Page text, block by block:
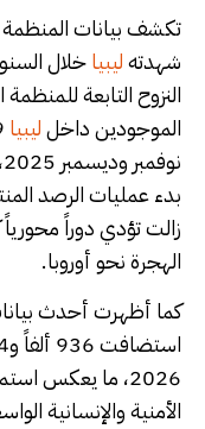
تكشف بيانات المنظمة
شهدتهليبياخلال
النزوح التابعة
الموجودين داخلليبيا
بدء عمليات الرصد
زالت تؤدي دوراً
الهجرة نحو أوروبا.
كما أظهرت أحدث
2026، ما يعكس
الأمنية والإنسانية